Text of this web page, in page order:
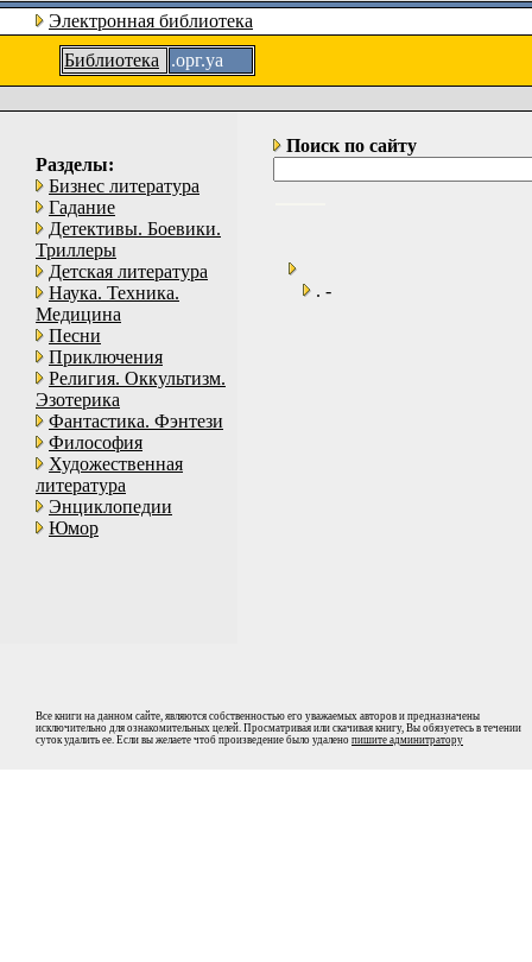
Электронная библиотека
Библиотека
.орг.уа
Разделы:
Бизнес литература
Гадание
Детективы. Боевики.
Триллеры
Детская литература
Наука. Техника.
Медицина
Песни
Приключения
Религия. Оккультизм.
Эзотерика
Фантастика. Фэнтези
Философия
Художественная
литература
Энциклопедии
Юмор
Поиск по сайту
. -
Все книги на данном сайте, являются собственностью его уважаемых авторов и предназначены
исключительно для ознакомительных целей. Просматривая или скачивая книгу, Вы обязуетесь в течении
суток удалить ее. Если вы желаете чтоб произведение было удалено пишите админитратору